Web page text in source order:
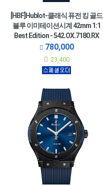
[HBF]Hublot-클래식 퓨전 킹 골드
블루 이미테이션시계 42mm 1:1
Best Edition - 542.OX.7180.RX
780,000
23,400